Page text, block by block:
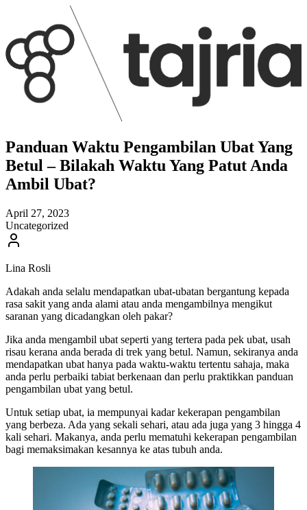
Panduan Waktu Pengambilan Ubat Yang
Betul – Bilakah Waktu Yang Patut Anda
Ambil Ubat?
April 27, 2023
Uncategorized
Lina Rosli
Adakah anda selalu mendapatkan ubat-ubatan bergantung kepada
rasa sakit yang anda alami atau anda mengambilnya mengikut
saranan yang dicadangkan oleh pakar?
Jika anda mengambil ubat seperti yang tertera pada pek ubat, usah
risau kerana anda berada di trek yang betul. Namun, sekiranya anda
mendapatkan ubat hanya pada waktu-waktu tertentu sahaja, maka
anda perlu perbaiki tabiat berkenaan dan perlu praktikkan panduan
pengambilan ubat yang betul.
Untuk setiap ubat, ia mempunyai kadar kekerapan pengambilan
yang berbeza. Ada yang sekali sehari, atau ada juga yang 3 hingga 4
kali sehari. Makanya, anda perlu mematuhi kekerapan pengambilan
bagi memaksimakan kesannya ke atas tubuh anda.